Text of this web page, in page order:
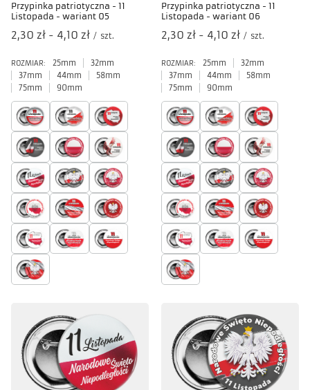
Przypinka patriotyczna - 11
Listopada - wariant 05
od
2,30 zł - do
4,10 zł / szt.
ROZMIAR: 25mm
32mm
37mm
44mm
58mm
75mm
90mm
Przypinka patriotyczna - 11
Listopada - wariant 06
od
2,30 zł - do
4,10 zł / szt.
ROZMIAR: 25mm
32mm
37mm
44mm
58mm
75mm
90mm